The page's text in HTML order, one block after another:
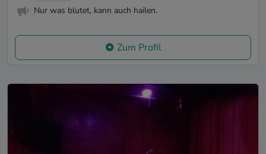
Nur was blutet, kann auch hailen.
Zum Profil